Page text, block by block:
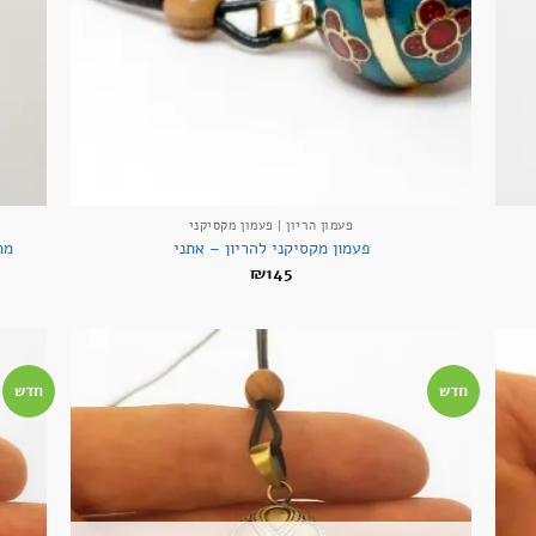
פעמון הריון | פעמון מקסיקני
פעמון מקסיקני להריון – אתני
₪145
חדש חדש